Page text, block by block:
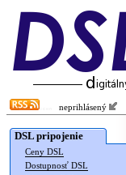
neprihlásený
DSL pripojenie
Ceny DSL
Dostupnosť DSL